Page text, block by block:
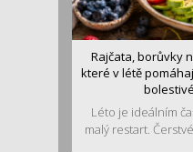
Rajčata, borůvky
které v létě
Léto je ideálním
malý restart.